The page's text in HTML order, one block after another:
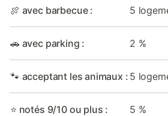
🍖 avec barbecue : 5
🚗 avec parking : 2 %
🐾 acceptant les animaux : 5
⭐ notés 9/10 ou plus : 5 %